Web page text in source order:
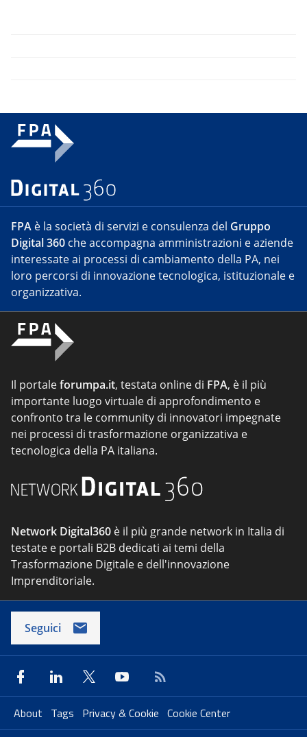
FPA è la società di servizi e consulenza del Gruppo
Digital 360 che accompagna amministrazioni e aziende
interessate ai processi di cambiamento della PA, nei
loro percorsi di innovazione tecnologica, istituzionale e
organizzativa.
Il portaleforumpa.it, testata online di FPA, è il più
importante luogo virtuale di approfondimento e
confronto tra le community di innovatori impegnate
nei processi di trasformazione organizzativa e
tecnologica della PA italiana.
Network Digital360 è il più grande network in Italia di
testate e portali B2B dedicati ai temi della
Trasformazione Digitale e dell'innovazione
Imprenditoriale.
Seguici
About Tags Privacy & Cookie Cookie Center